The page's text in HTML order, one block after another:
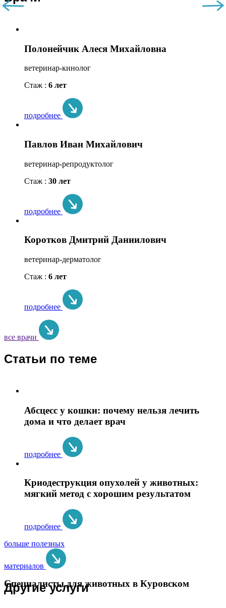
Полонейчик Алеся Михайловна
ветеринар-кинолог
Стаж : 6 лет
подробнее
Павлов Иван Михайлович
ветеринар-репродуктолог
Стаж : 30 лет
подробнее
Коротков Дмитрий Даниилович
ветеринар-дерматолог
Стаж : 6 лет
подробнее
все врачи
Статьи по теме
Абсцесс у кошки: почему нельзя лечить
дома и что делает врач
подробнее
Криодеструкция опухолей у животных:
мягкий метод с хорошим результатом
подробнее
больше полезных
материалов
Другие услуги
Специалисты для животных в Куровском